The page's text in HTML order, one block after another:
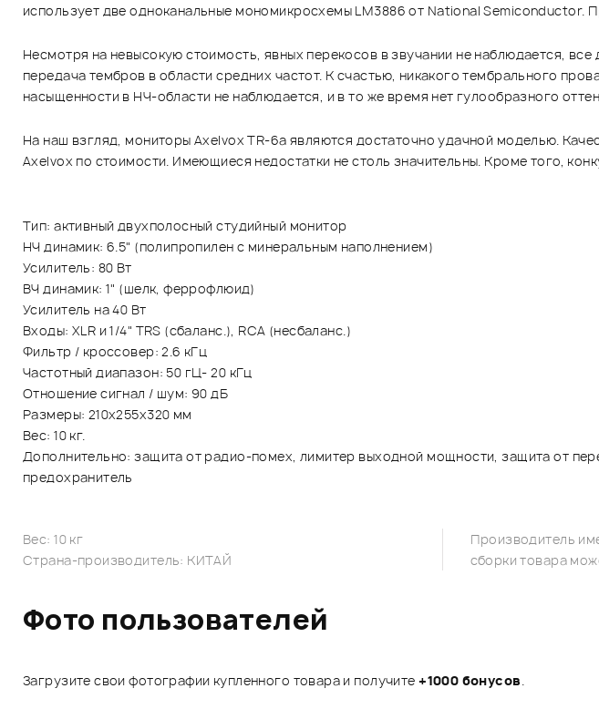
использует две одноканальные мономикросхемы LM3886 от National
Несмотря на невысокую стоимость, явных перекосов в звучании не наблюдается,
передача тембров в области средних частот. К счастью, никакого тембрального
насыщенности в НЧ-области не наблюдается, и в то же время нет гулообразного
На наш взгляд, мониторы Axelvox TR-6a являются достаточно удачной моделью.
Axelvox по стоимости. Имеющиеся недостатки не столь значительны. Кроме того,
Тип: активный двухполосный студийный монитор
НЧ динамик: 6.5" (полипропилен c минеральным наполнением)
Усилитель: 80 Вт
ВЧ динамик: 1" (шелк, феррофлюид)
Усилитель на 40 Вт
Входы: XLR и 1/4" TRS (сбаланс.), RCA (несбаланс.)
Фильтр / кроссовер: 2.6 кГц
Частотный диапазон: 50 гЦ- 20 кГц
Отношение сигнал / шум: 90 дБ
Размеры: 210х255х320 мм
Вес: 10 кг.
Дополнительно: защита от радио-помех, лимитер выходной мощности, защита от
предохранитель
Вес: 10 кг
Страна-производитель: КИТАЙ
Производитель
сборки товара
Фото пользователей
Загрузите свои фотографии купленного товара и получите+1000 бонусов.